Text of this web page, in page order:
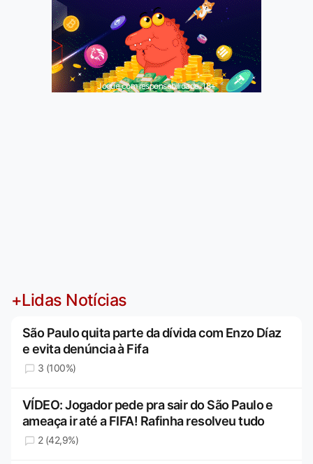
Jogue com responsabilidade. 18+
+Lidas Notícias
São Paulo quita parte da dívida com Enzo Díaz
e evita denúncia à Fifa
3 (100%)
VÍDEO: Jogador pede pra sair do São Paulo e
ameaça ir até a FIFA! Rafinha resolveu tudo
2 (42,9%)